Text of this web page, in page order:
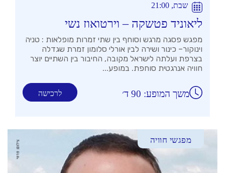
שבת, 21:00
ליאוניד פטשקה – וירטואוז נשי
מפגש פסגה מרגש וסוחף בין שתי זמרות מופלאות : טניה
וינוקור– כינור ושירה לבין אורלי סלומון זמרת שגדלה
בצרפת ועלתה לישראל מקובה, החיבור בין השתיים יוצר
חוויה אנרגטית סוחפת. במופע...
לרכישה משך המופע: 90 ד׳
מפגשי חוויה